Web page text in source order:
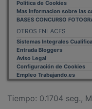
Mas informacion sobre las
BASES CONCURSO
OTROS ENLACES
Sistemas Integrales
Entrada Bloggers
Aviso Legal
Configuración de Cookies
Empleo Trabajando.es